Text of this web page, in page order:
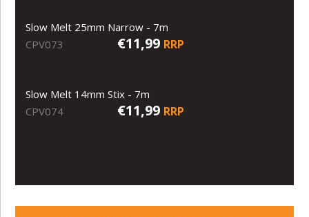
Slow Melt 25mm Narrow - 7m
CPV073
€11,99 RRP
Slow Melt 14mm Stix - 7m
CPV074
€11,99 RRP